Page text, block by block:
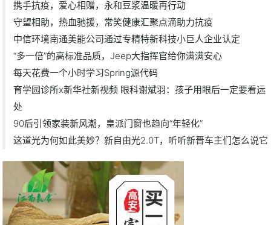
携手抗疫，爱心相赠，永和豆浆温暖再行动
守望相助，热血驰援，常笑健康汇聚点滴助力抗疫
中信环境南通美能公司通过专精特新科技小巨人企业认定
“多一倍”的高标准品质，Jeep大指挥官给你满满安心
每天花费一个小时学习Spring源代码
育学园诊所x新华社新视频 眼科谢斌羽：孩子用眼后一定要看远
处
90后引领家装新风潮，皇派门窗也趋向“年轻化”
这道光为何如此美妙？新自由光2.0T，听听新晋车主们怎么说它